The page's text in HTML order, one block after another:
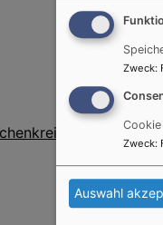
Nürnberg
Zweck:
Zweck:
Auswahl